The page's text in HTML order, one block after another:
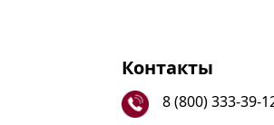
Контакты
8 (800) 333-39-